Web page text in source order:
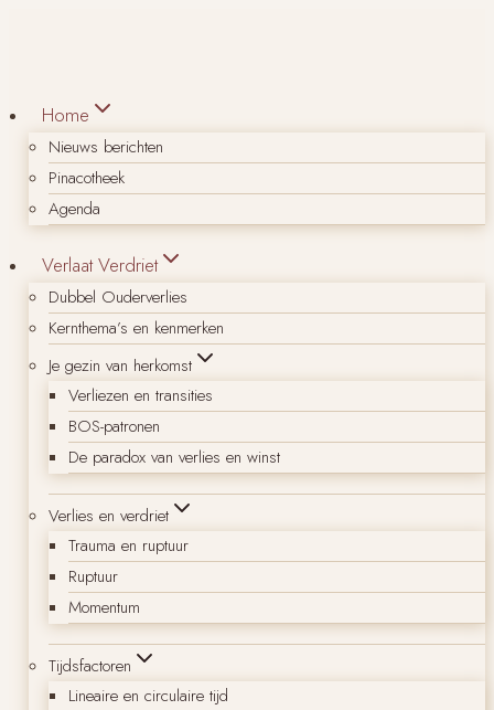
Home
Nieuws berichten
Pinacotheek
Agenda
Verlaat Verdriet
Dubbel Ouderverlies
Kernthema’s en kenmerken
Je gezin van herkomst
Verliezen en transities
BOS-patronen
De paradox van verlies en winst
Verlies en verdriet
Trauma en ruptuur
Ruptuur
Momentum
Tijdsfactoren
Lineaire en circulaire tijd